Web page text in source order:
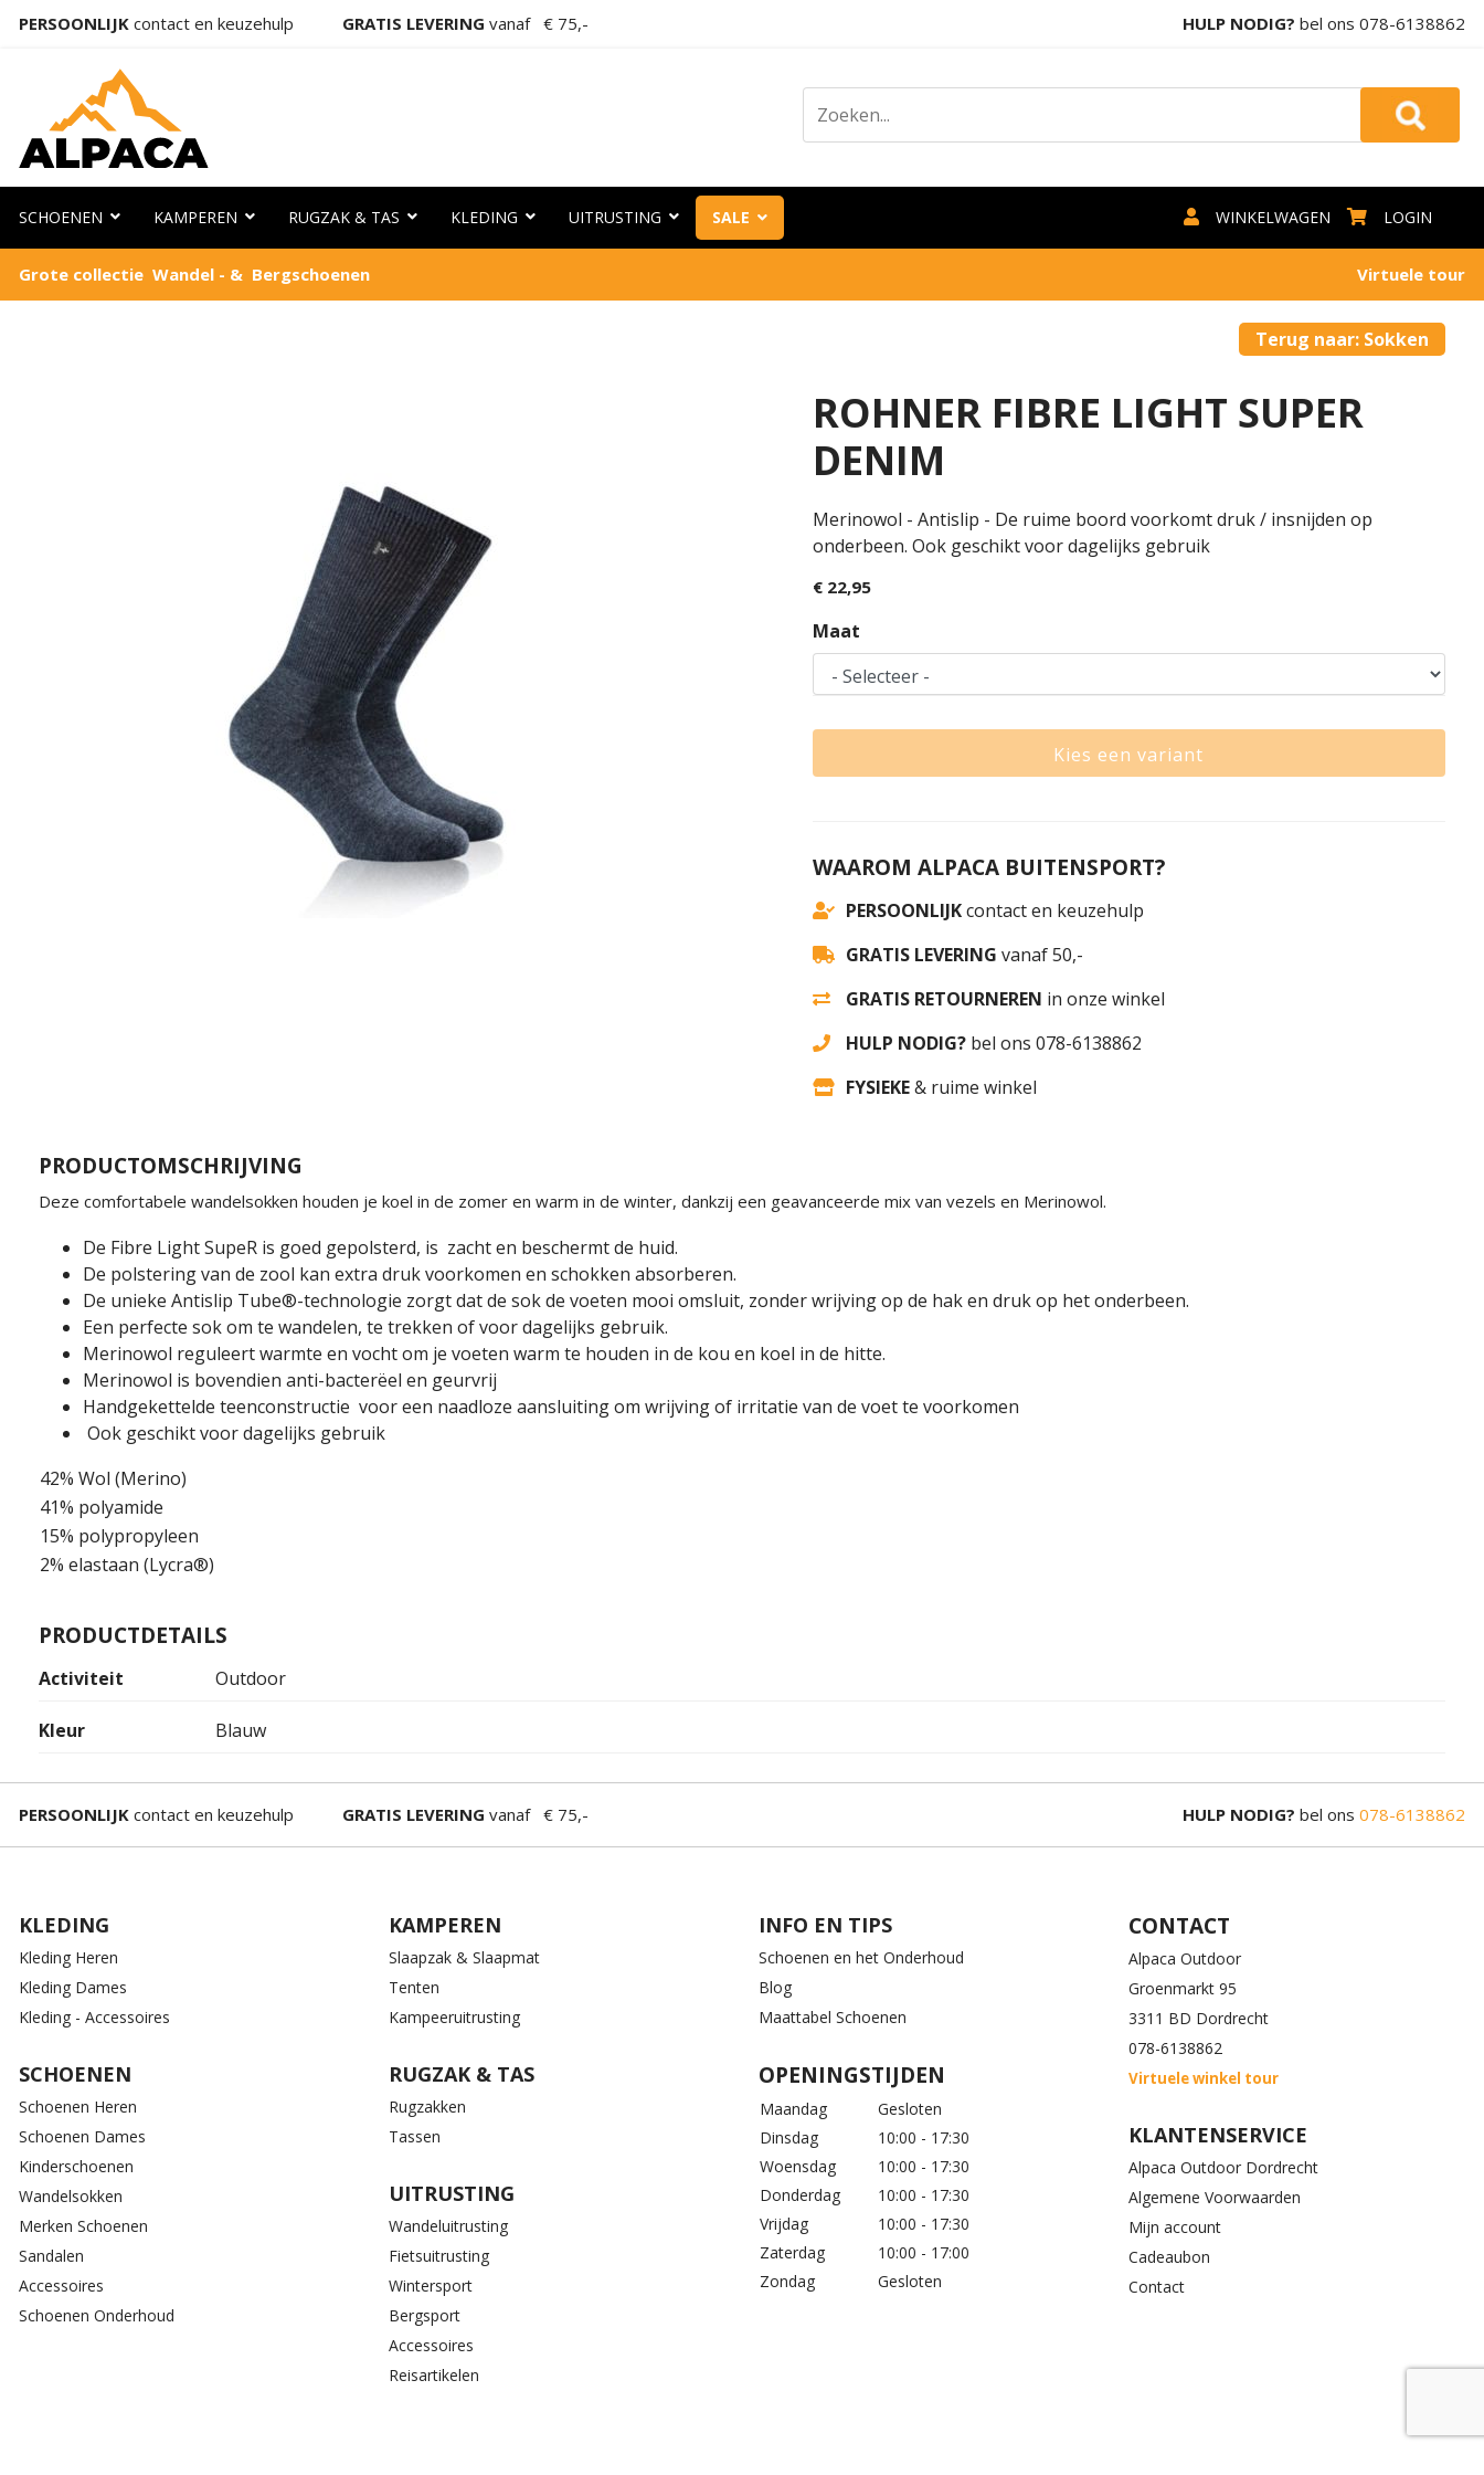
PERSOONLIJK contact en keuzehulp GRATIS LEVERING vanaf € 75,- HULP NODIG? bel ons 078-6138862
SCHOENEN KAMPEREN RUGZAK & TAS KLEDING UITRUSTING SALE LOGIN
WINKELWAGEN
Grote collectie Wandel - & Bergschoenen Virtuele tour
Terug naar: Sokken
ROHNER FIBRE LIGHT SUPER
DENIM
Merinowol - Antislip - De ruime boord voorkomt druk / insnijden op
onderbeen. Ook geschikt voor dagelijks gebruik
€ 22,95
Maat
Kies een variant
WAAROM ALPACA BUITENSPORT?
PERSOONLIJKcontact en keuzehulp
GRATIS LEVERING vanaf 50,-
GRATIS RETOURNEREN in onze winkel
HULP NODIG?bel ons 078-6138862
FYSIEKE& ruime winkel
PRODUCTOMSCHRIJVING
Deze comfortabele wandelsokken houden je koel in de zomer en warm in de winter, dankzij een geavanceerde mix van vezels en Merinowol.
De Fibre Light SupeR is goed gepolsterd, is zacht en beschermt de huid.
De polstering van de zool kan extra druk voorkomen en schokken absorberen.
De unieke Antislip Tube®-technologie zorgt dat de sok de voeten mooi omsluit, zonder wrijving op de hak en druk op het onderbeen.
Een perfecte sok om te wandelen, te trekken of voor dagelijks gebruik.
Merinowol reguleert warmte en vocht om je voeten warm te houden in de kou en koel in de hitte.
Merinowol is bovendien anti-bacterëel en geurvrij
Handgekettelde teenconstructie voor een naadloze aansluiting om wrijving of irritatie van de voet te voorkomen
Ook geschikt voor dagelijks gebruik
42% Wol (Merino)
41% polyamide
15% polypropyleen
2% elastaan (Lycra®)
PRODUCTDETAILS
Activiteit Outdoor
Kleur Blauw
PERSOONLIJK contact en keuzehulp GRATIS LEVERING vanaf € 75,- HULP NODIG? bel ons 078-6138862
KLEDING
Kleding Heren
Kleding Dames
Kleding - Accessoires
SCHOENEN
Schoenen Heren
Schoenen Dames
Kinderschoenen
Wandelsokken
Merken Schoenen
Sandalen
Accessoires
Schoenen Onderhoud
KAMPEREN
Slaapzak & Slaapmat
Tenten
Kampeeruitrusting
RUGZAK & TAS
Rugzakken
Tassen
UITRUSTING
Wandeluitrusting
Fietsuitrusting
Wintersport
Bergsport
Accessoires
Reisartikelen
INFO EN TIPS
Schoenen en het Onderhoud
Blog
Maattabel Schoenen
OPENINGSTIJDEN
Maandag
Gesloten
Dinsdag
10:00 - 17:30
Woensdag
10:00 - 17:30
Donderdag
10:00 - 17:30
Vrijdag
10:00 - 17:30
Zaterdag
10:00 - 17:00
Zondag
Gesloten
CONTACT
Alpaca Outdoor
Groenmarkt 95
3311 BD Dordrecht
078-6138862
Virtuele winkel tour
KLANTENSERVICE
Alpaca Outdoor Dordrecht
Algemene Voorwaarden
Mijn account
Cadeaubon
Contact